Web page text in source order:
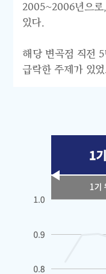
2005~2006년으로
있다.
해당 변곡점 직전
급락한 주제가 있